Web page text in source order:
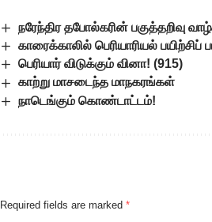
நரேந்திர தபோல்கரின் பகுத்தறிவு
காரைக்காலில் பெரியாரியல் பயிற்சிப்
பெரியார் விடுக்கும் வினா! (915)
காற்று மாசடைந்த மாநகரங்கள்
நாடெங்கும் கொண்டாட்டம்!
Required fields are marked *